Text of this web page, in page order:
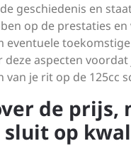
geschiedenis en
op de prestaties
eventuele
aspecten
je rit op de 125cc
de prijs,
sluit op